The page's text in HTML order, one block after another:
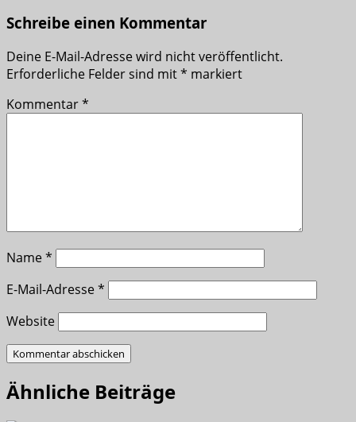
Schreibe einen Kommentar
Deine E-Mail-Adresse wird nicht veröffentlicht.
Erforderliche Felder sind mit* markiert
Kommentar*
Name*
E-Mail-Adresse*
Website
Ähnliche Beiträge